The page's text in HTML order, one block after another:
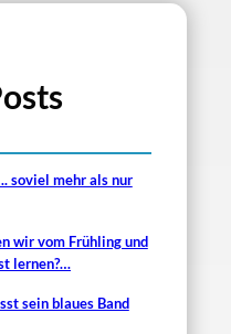
soviel mehr als nur
wir vom Frühling und
lernen?…
sein blaues Band